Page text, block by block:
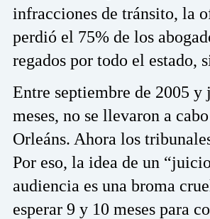
infracciones de tránsito, la
perdió el 75% de los
regados por todo el estado,
Entre septiembre de 2005 y
meses, no se llevaron a
Orleáns. Ahora los
Por eso, la idea de un
audiencia es una broma
esperar 9 y 10 meses para